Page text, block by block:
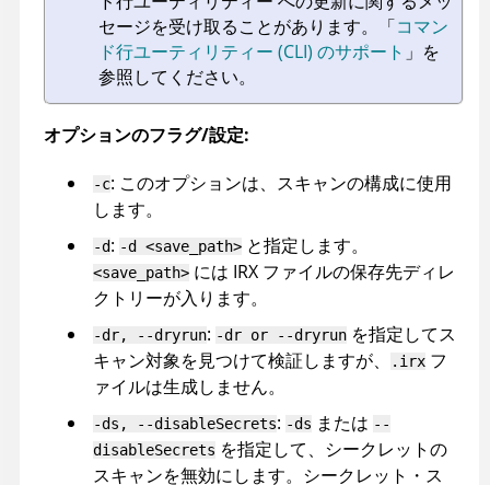
セージを受け取ることがあります。
「コマン
ド行ユーティリティー (CLI) のサポート 」を
参照してください。
オプションのフラグ/設定:
-c: このオプションは、スキャンの構成に使用
します。
-d: -d <save_path> と指定します。
<save_path> には IRX ファイルの保存先ディレ
クトリーが入ります。
-dr, --dryrun: -dr or --dryrun を指定してス
キャン対象を見つけて検証しますが、
.irx フ
ァイルは生成しません。
-ds, --disableSecrets: -ds または --
disableSecrets を指定して、シークレットの
スキャンを無効にします。シークレット・ス